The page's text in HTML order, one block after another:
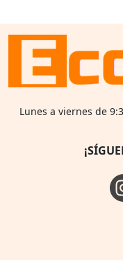
Lunes a viernes de